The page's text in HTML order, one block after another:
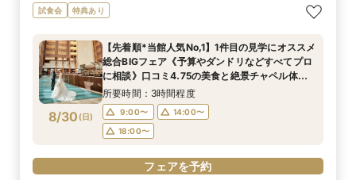
8/29(土)
【2027年2月｜挙式限定】2泊3日×アットホー
ムWD◆品川駅直結
9:00〜
14:00〜
18:00〜
フェアを予約
8/29(土)
【オンライン相談会】ご自宅からPCやスマホに
て
13:00〜
14:00〜
15:00〜
16:00〜
17:00〜
フェアを予約
8/29(土)
品川駅直結ブランドホテル◆遠方ゲストも安心の
宿泊付フェア
9:00〜
14:00〜
18:00〜
フェアを予約
8/29(土)
【*マタニティの方も安心】無料試食×式場見学×
個室相談会
9:00〜
14:00〜
18:00〜
フェアを予約
8/29(土)
【初見学限定】メイン会場｜ハルモニア◆最大
80万円優待◆
9:00〜
14:00〜
18:00〜
フェアを予約
試食会 特典あり
8/30 (日)
【先着順*当館人気No,1】1件目の見学にオススメ
総合BIGフェア《予算やダンドリなどすべてプロ
に相談》口コミ4.75の美食と絶景チャペル体験
◆1日4組限定ホテルウェディング相談会
所要時間：3時間程度
9:00〜
14:00〜
18:00〜
フェアを予約